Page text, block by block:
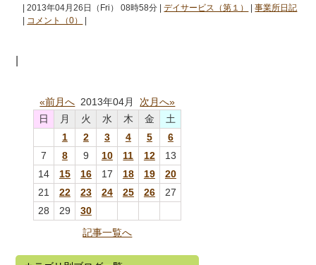
| 2013年04月26日（Fri） 08時58分 |デイサービス（第１） |事業所日記
コメント（0）
«前月へ 2013年04月 次月へ»
日
月 火 水 木 金
土
1
2 3 4 5
6
7
8 9 10 11 12
13
14
15 16 17 18 19
20
21
22 23 24 25 26
27
28
29
30
記事一覧へ